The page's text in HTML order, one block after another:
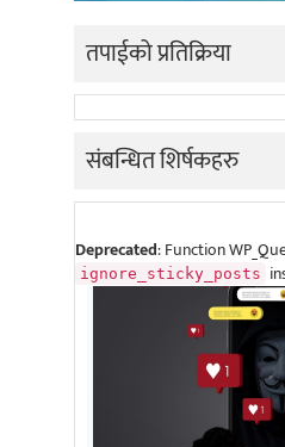
तपाईको प्रतिक्रिया
संबन्धित शिर्षकहरु
Deprecated: Function
ignore_sticky_posts